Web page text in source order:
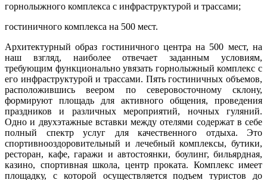
горнолыжного комплекса с инфраструктурой и трассами;
гостиничного комплекса на 500 мест.
Архитектурный образ гостиничного центра на 500 мест, на
наш взгляд, наиболее отвечает заданным условиям,
требующим функционально увязать горнолыжный комплекс с
его инфраструктурой и трассами. Пять гостиничных объемов,
расположившись веером по северовосточному склону,
формируют площадь для активного общения, проведения
праздников и различных мероприятий, ночных гуляний.
Одно­ и двухэтажные вставки между отелями содержат в себе
полный спектр услуг для качественного отдыха. Это
спортивно­оздоровительный и лечебный комплексы, бутики,
ресторан, кафе, гаражи и автостоянки, боулинг, бильярдная,
казино, спортивная школа, центр проката. Комплекс имеет
площадку, с которой осуществляется подъем туристов до